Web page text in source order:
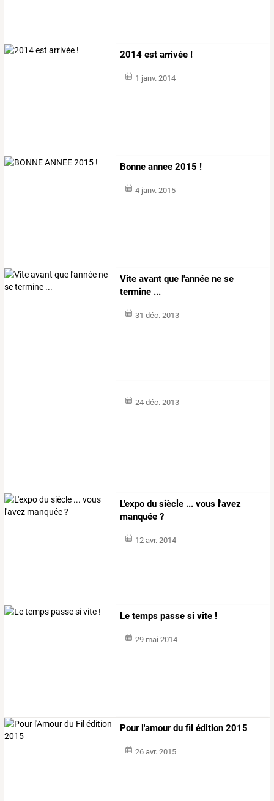
2014 est arrivée !
1 janv. 2014
Bonne annee 2015 !
4 janv. 2015
Vite avant que l'année ne se
termine ...
31 déc. 2013
24 déc. 2013
L'expo du siècle ... vous l'avez
manquée ?
12 avr. 2014
Le temps passe si vite !
29 mai 2014
Pour l'amour du fil édition 2015
26 avr. 2015